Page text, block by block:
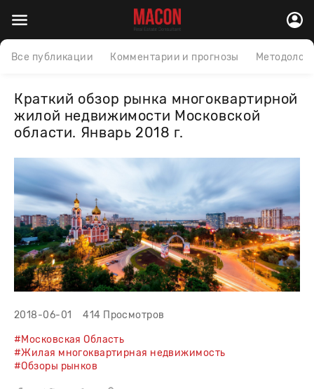
Все публикации Комментарии и прогнозы
Краткий обзор рынка многоквартирной
жилой недвижимости Московской
области. Январь 2018 г.
2018-06-01 414 Просмотров
#Московская Область
#Жилая многоквартирная недвижимость
#Обзоры рынков